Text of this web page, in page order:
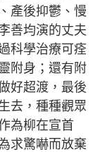
產後抑鬱、慢
善均演的丈夫
科學治療可痊
附身；還有附
好超渡，最後
去，種種觀眾
為柳在宣首
求驚嚇而放棄